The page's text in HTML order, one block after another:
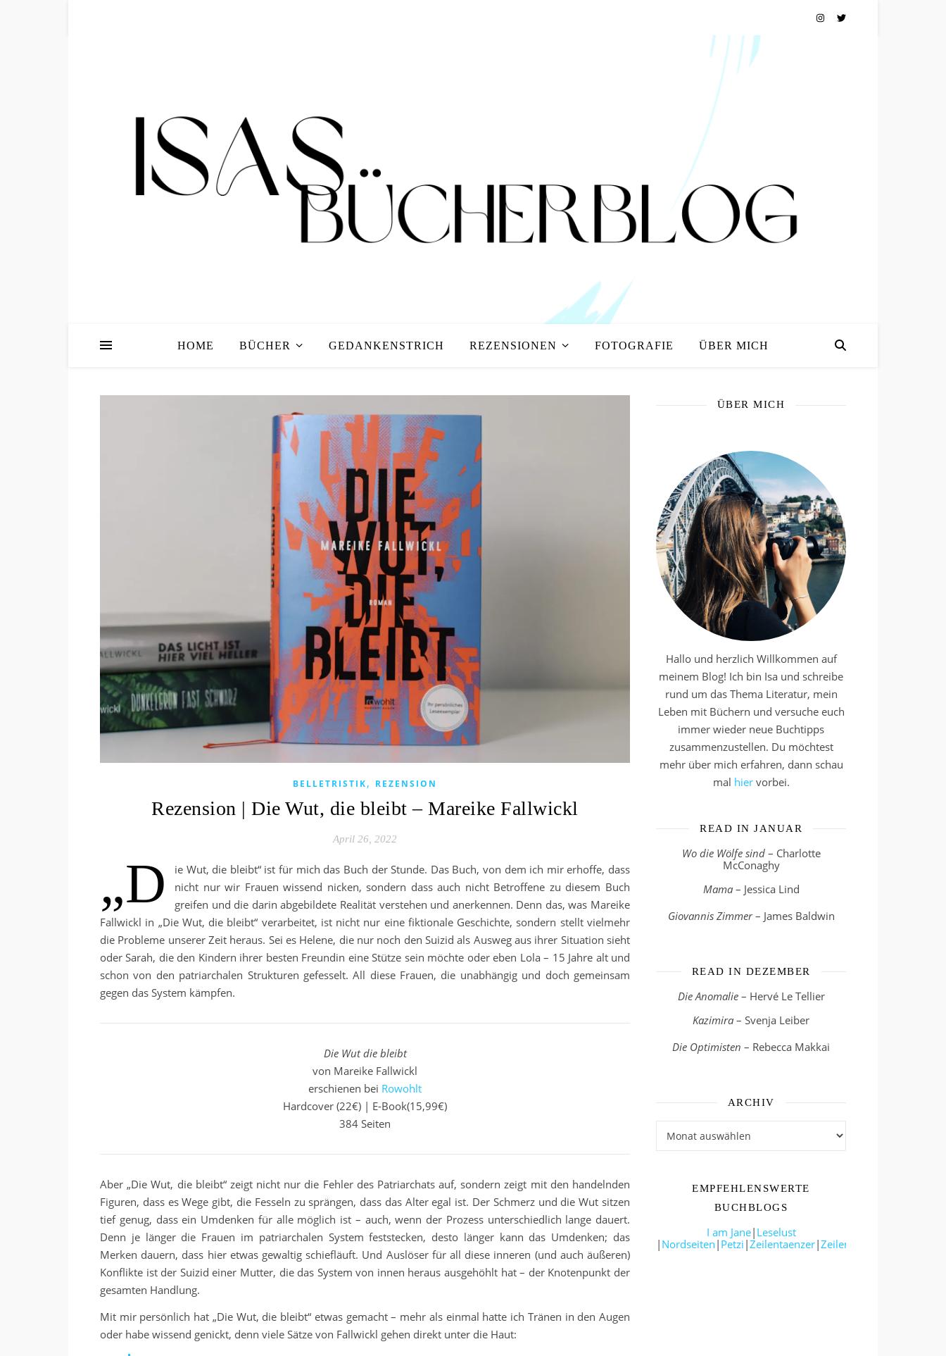
HOME BÜCHER GEDANKENSTRICH REZENSIONEN FOTOGRAFIE ÜBER MICH
BELLETRISTIK, REZENSION
Rezension | Die Wut, die bleibt – Mareike Fallwickl
April 26, 2022
„D
ie Wut, die bleibt“ ist für mich das Buch der Stunde. Das Buch, von dem ich mir erhoffe, dass
nicht nur wir Frauen wissend nicken, sondern dass auch nicht Betroffene zu diesem Buch
greifen und die darin abgebildete Realität verstehen und anerkennen. Denn das, was Mareike
Fallwickl in „Die Wut, die bleibt“ verarbeitet, ist nicht nur eine fiktionale Geschichte, sondern stellt vielmehr
die Probleme unserer Zeit heraus. Sei es Helene, die nur noch den Suizid als Ausweg aus ihrer Situation sieht
oder Sarah, die den Kindern ihrer besten Freundin eine Stütze sein möchte oder eben Lola – 15 Jahre alt und
schon von den patriarchalen Strukturen gefesselt. All diese Frauen, die unabhängig und doch gemeinsam
gegen das System kämpfen.
Die Wut die bleibt
von Mareike Fallwickl
erschienen bei Rowohlt
Hardcover (22€) | E-Book(15,99€)
384 Seiten
Aber „Die Wut, die bleibt“ zeigt nicht nur die Fehler des Patriarchats auf, sondern zeigt mit den handelnden
Figuren, dass es Wege gibt, die Fesseln zu sprängen, dass das Alter egal ist. Der Schmerz und die Wut sitzen
tief genug, dass ein Umdenken für alle möglich ist – auch, wenn der Prozess unterschiedlich lange dauert.
Denn je länger die Frauen im patriarchalen System feststecken, desto länger kann das Umdenken; das
Merken dauern, dass hier etwas gewaltig schiefläuft. Und Auslöser für all diese inneren (und auch äußeren)
Konflikte ist der Suizid einer Mutter, die das System von innen heraus ausgehöhlt hat – der Knotenpunkt der
gesamten Handlung.
Mit mir persönlich hat „Die Wut, die bleibt“ etwas gemacht – mehr als einmal hatte ich Tränen in den Augen
oder habe wissend genickt, denn viele Sätze von Fallwickl gehen direkt unter die Haut:
ÜBER MICH
Hallo und herzlich Willkommen auf
meinem Blog! Ich bin Isa und schreibe
rund um das Thema Literatur, mein
Leben mit Büchern und versuche euch
immer wieder neue Buchtipps
zusammenzustellen. Du möchtest
mehr über mich erfahren, dann schau
mal hiervorbei.
READ IN JANUAR
Wo die Wölfe sind– Charlotte
McConaghy
Mama– Jessica Lind
Giovannis Zimmer– James Baldwin
READ IN DEZEMBER
Die Anomalie– Hervé Le Tellier
Kazimira – Svenja Leiber
Die Optimisten – Rebecca Makkai
ARCHIV
EMPFEHLENSWERTE
BUCHBLOGS
I am Jane| Leselust
| Nordseiten | Petzi |Zeilentaenzer|Zeilenwanderer